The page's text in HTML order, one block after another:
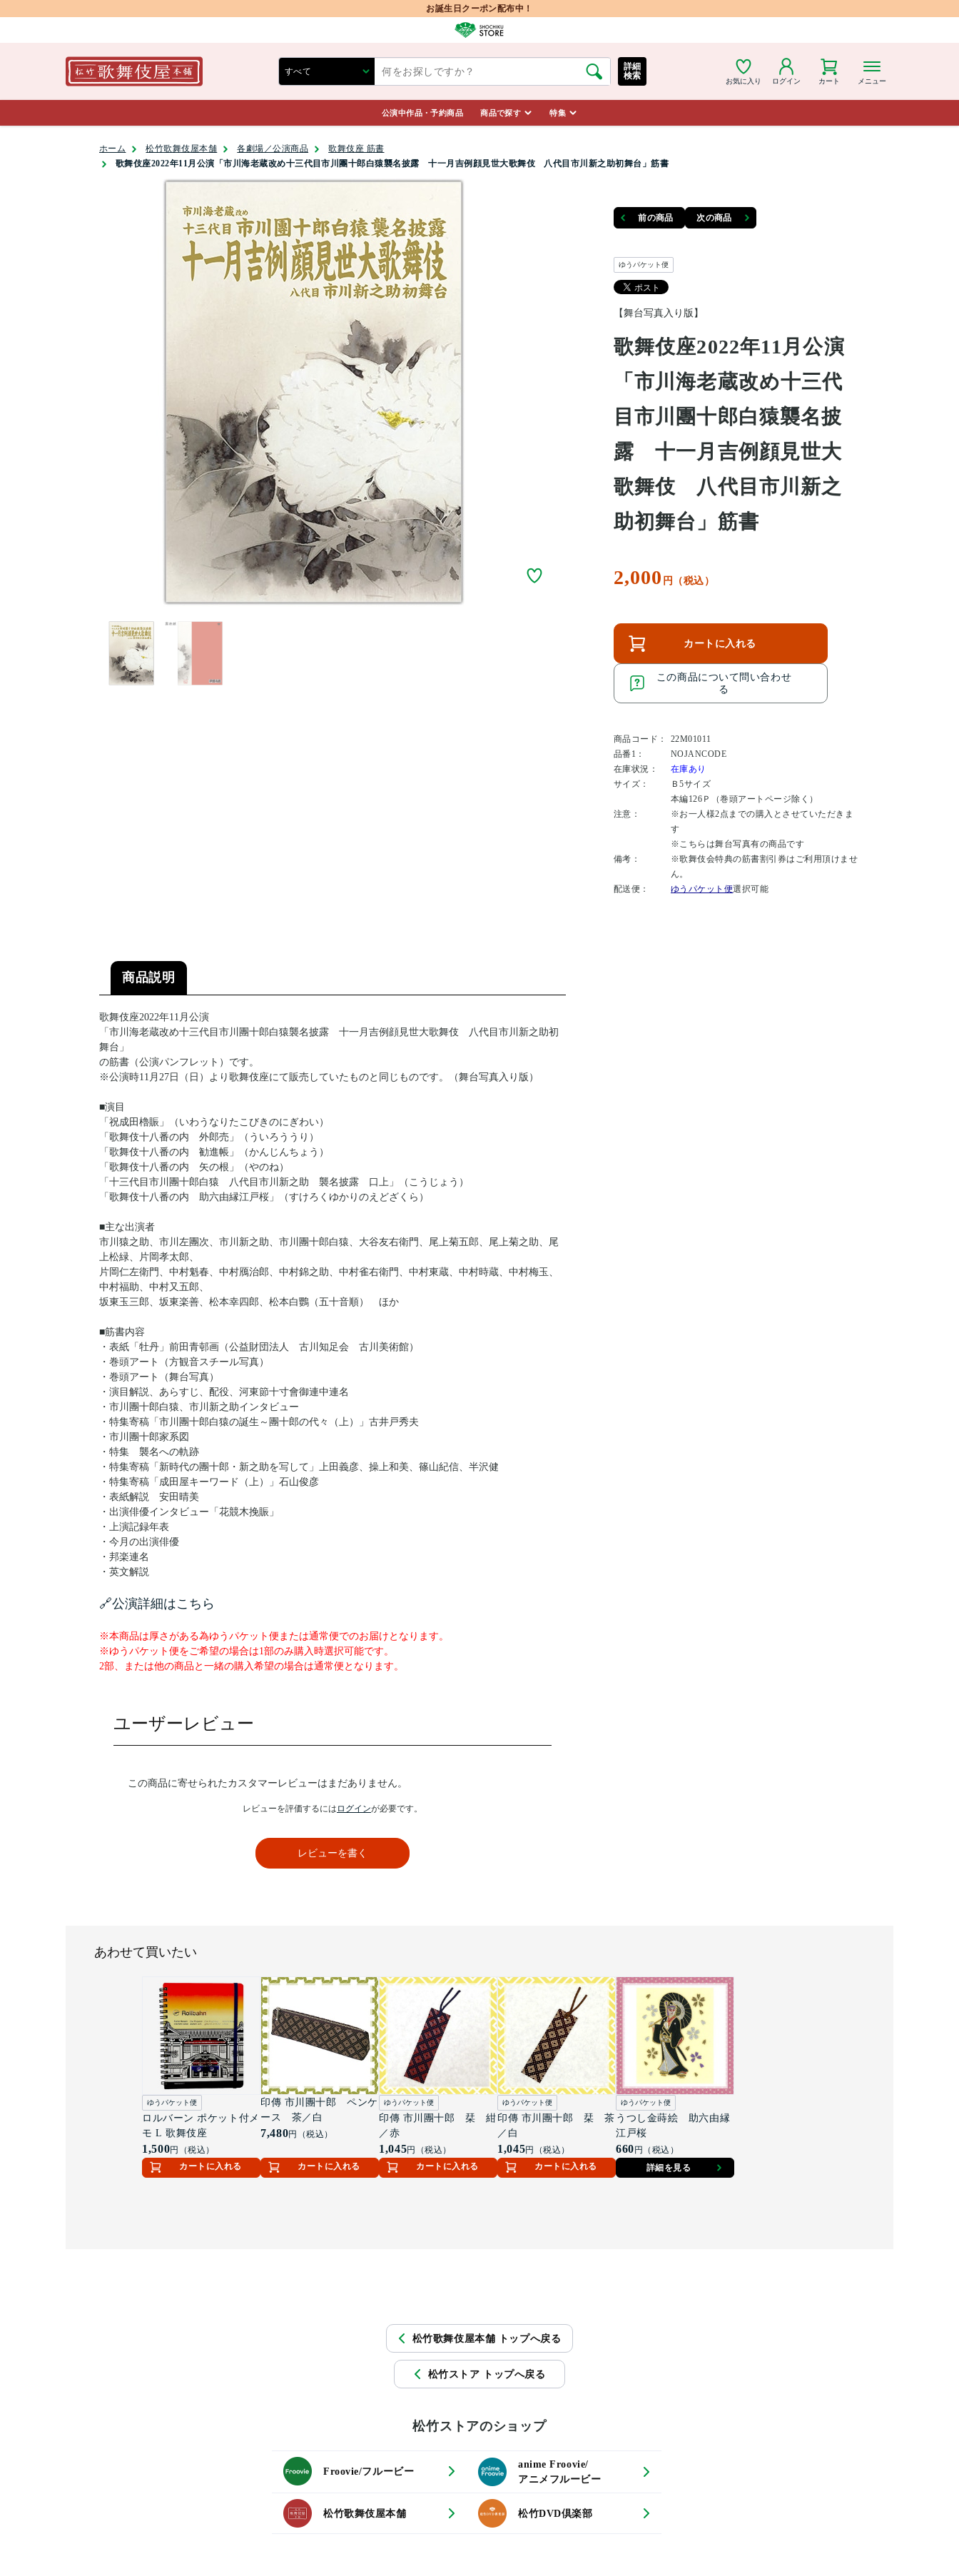
お誕生日クーポン配布中！
お気に入り ログイン カート メニュー
詳細
検索
公演中作品・予約商品 商品で探す 特集
ホーム 松竹歌舞伎屋本舗 各劇場／公演商品
歌舞伎座 筋書
歌舞伎座2022年11月公演「市川海老蔵改め十三代目市川團十郎白猿襲名披露 十一月吉例顔見世大歌舞伎 八代目市川新之助初舞台」筋書
前の商品 次の商品
ゆうパケット便
【舞台写真入り版】
歌舞伎座2022年11月公演
「市川海老蔵改め十三代
目市川團十郎白猿襲名披
露 十一月吉例顔見世大
歌舞伎 八代目市川新之
助初舞台」筋書
2,000 円（税込）
カートに入れる
この商品について問い合わせ
る
商品コード：
22M01011
品番1：
NOJANCODE
在庫状況：
在庫あり
サイズ：
Ｂ5サイズ
本編126Ｐ（巻頭アートページ除く）
注意：
※お一人様2点までの購入とさせていただきま
す
※こちらは舞台写真有の商品です
備考：
※歌舞伎会特典の筋書割引券はご利用頂けませ
ん。
配送便：
ゆうパケット便選択可能
商品説明
歌舞伎座2022年11月公演
「市川海老蔵改め十三代目市川團十郎白猿襲名披露 十一月吉例顔見世大歌舞伎 八代目市川新之助初
舞台」
の筋書（公演パンフレット）です。
※公演時11月27日（日）より歌舞伎座にて販売していたものと同じものです。（舞台写真入り版）
■演目
「祝成田櫓賑」（いわうなりたこびきのにぎわい）
「歌舞伎十八番の内 外郎売」（ういろううり）
「歌舞伎十八番の内 勧進帳」（かんじんちょう）
「歌舞伎十八番の内 矢の根」（やのね）
「十三代目市川團十郎白猿 八代目市川新之助 襲名披露 口上」（こうじょう）
「歌舞伎十八番の内 助六由縁江戸桜」（すけろくゆかりのえどざくら）
■主な出演者
市川猿之助、市川左團次、市川新之助、市川團十郎白猿、大谷友右衛門、尾上菊五郎、尾上菊之助、尾
上松緑、片岡孝太郎、
片岡仁左衛門、中村魁春、中村鴈治郎、中村錦之助、中村雀右衛門、中村東蔵、中村時蔵、中村梅玉、
中村福助、中村又五郎、
坂東玉三郎、坂東楽善、松本幸四郎、松本白鸚（五十音順） ほか
■筋書内容
・表紙「牡丹」前田青邨画（公益財団法人 古川知足会 古川美術館）
・巻頭アート（方観音スチール写真）
・巻頭アート（舞台写真）
・演目解説、あらすじ、配役、河東節十寸會御連中連名
・市川團十郎白猿、市川新之助インタビュー
・特集寄稿「市川團十郎白猿の誕生～團十郎の代々（上）」古井戸秀夫
・市川團十郎家系図
・特集 襲名への軌跡
・特集寄稿「新時代の團十郎・新之助を写して」上田義彦、操上和美、篠山紀信、半沢健
・特集寄稿「成田屋キーワード（上）」石山俊彦
・表紙解説 安田晴美
・出演俳優インタビュー「花競木挽賑」
・上演記録年表
・今月の出演俳優
・邦楽連名
・英文解説
🔗公演詳細はこちら
※本商品は厚さがある為ゆうパケット便または通常便でのお届けとなります。
※ゆうパケット便をご希望の場合は1部のみ購入時選択可能です。
2部、または他の商品と一緒の購入希望の場合は通常便となります。
ユーザーレビュー
この商品に寄せられたカスタマーレビューはまだありません。
レビューを評価するには ログインが必要です。
レビューを書く
あわせて買いたい
ゆうパケット便
ロルバーン ポケット付メ
モ L 歌舞伎座
1,500円（税込）
カートに入れる
印傳 市川團十郎 ペンケ
ース 茶／白
7,480円（税込）
カートに入れる
ゆうパケット便
印傳 市川團十郎 栞 紺
／赤
1,045円（税込）
カートに入れる
ゆうパケット便
印傳 市川團十郎 栞 茶
／白
1,045円（税込）
カートに入れる
ゆうパケット便
うつし金蒔絵 助六由縁
江戸桜
660 円（税込）
詳細を見る
松竹歌舞伎屋本舗 トップへ戻る
松竹ストア トップへ戻る
松竹ストアのショップ
Froovie/フルービー
anime Froovie/
アニメフルービー
松竹歌舞伎屋本舗 松竹DVD倶楽部